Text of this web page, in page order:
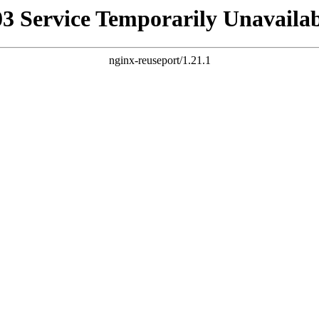
Service Temporarily
nginx-reuseport/1.21.1